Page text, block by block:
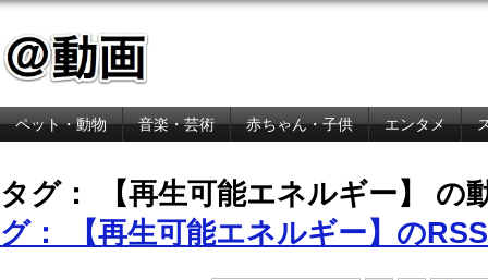
ペット・動物 音楽・芸術 赤ちゃん・子供 エンタメ
タグ： 【再生可能エネルギー】 の
グ： 【再生可能エネルギー】の